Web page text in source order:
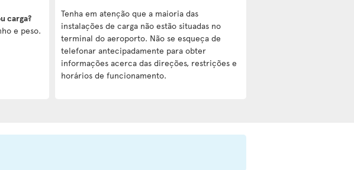
carga?
e peso.
Tenha em atenção que a maioria das
instalações de carga não estão situadas no
terminal do aeroporto. Não se esqueça de
telefonar antecipadamente para obter
informações acerca das direções, restrições e
horários de funcionamento.